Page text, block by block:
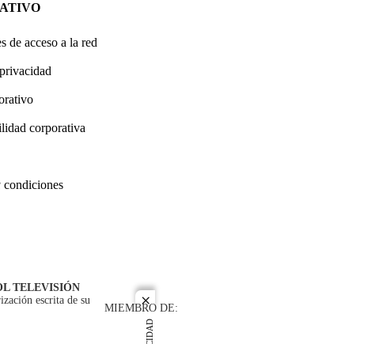
close
de acceso a la red
corporativa
TELEVISIÓN
escrita de su
MIEMBRO DE: